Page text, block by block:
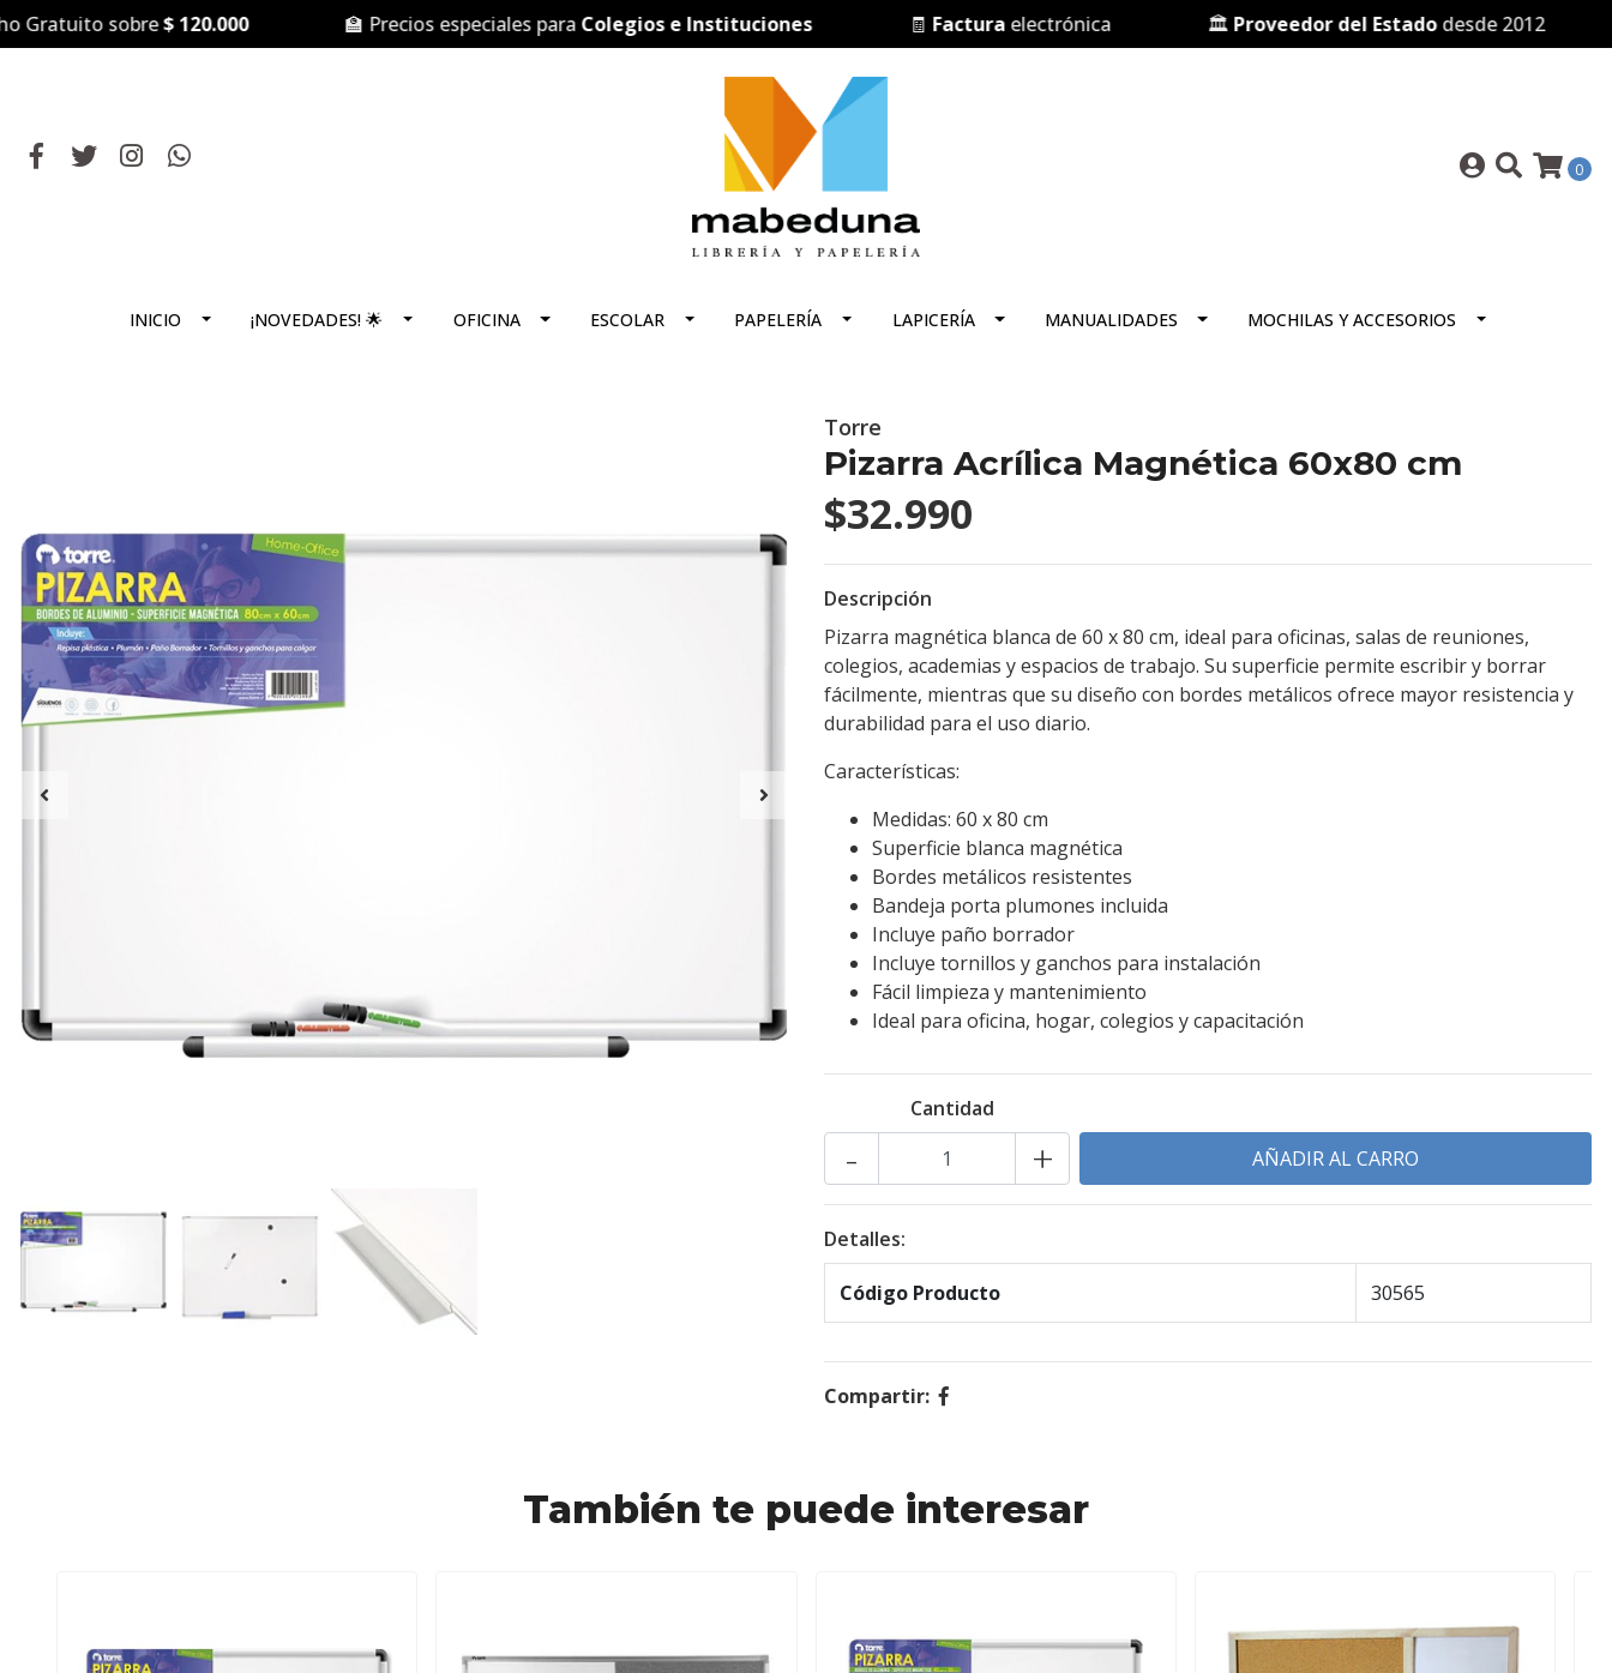
sobre$ 120.000 🏫 Precios especiales para Colegios e Instituciones Facturaelectrónica Proveedor del Estadodesde 2012
0
INICIO ¡NOVEDADES! 🌟 OFICINA ESCOLAR PAPELERÍA LAPICERÍA MANUALIDADES MOCHILAS Y ACCESORIOS
Torre
Pizarra Acrílica Magnética 60x80 cm
$32.990
Descripción
Pizarra magnética blanca de 60 x 80 cm, ideal para oficinas, salas de reuniones,
colegios, academias y espacios de trabajo. Su superficie permite escribir y borrar
fácilmente, mientras que su diseño con bordes metálicos ofrece mayor resistencia y
durabilidad para el uso diario.
Características:
Medidas: 60 x 80 cm
Superficie blanca magnética
Bordes metálicos resistentes
Bandeja porta plumones incluida
Incluye paño borrador
Incluye tornillos y ganchos para instalación
Fácil limpieza y mantenimiento
Ideal para oficina, hogar, colegios y capacitación
Cantidad
+
-
Detalles:
Código Producto 30565
Compartir:
También te puede interesar